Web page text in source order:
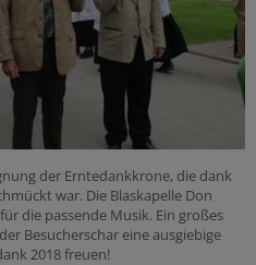
der Erntedankkrone, die dank
war. Die Blaskapelle Don
die passende Musik. Ein großes
Besucherschar eine ausgiebige
2018 freuen!